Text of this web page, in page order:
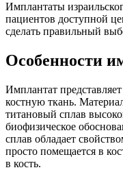
Имплантаты
пациентов доступной
сделать правильный
Особенности
Имплантат
костную ткань.
титановый сплав
биофизическое
сплав обладает
просто помещается в
в кость.